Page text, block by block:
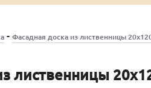
- Фасадная доска из лиственницы
лиственницы